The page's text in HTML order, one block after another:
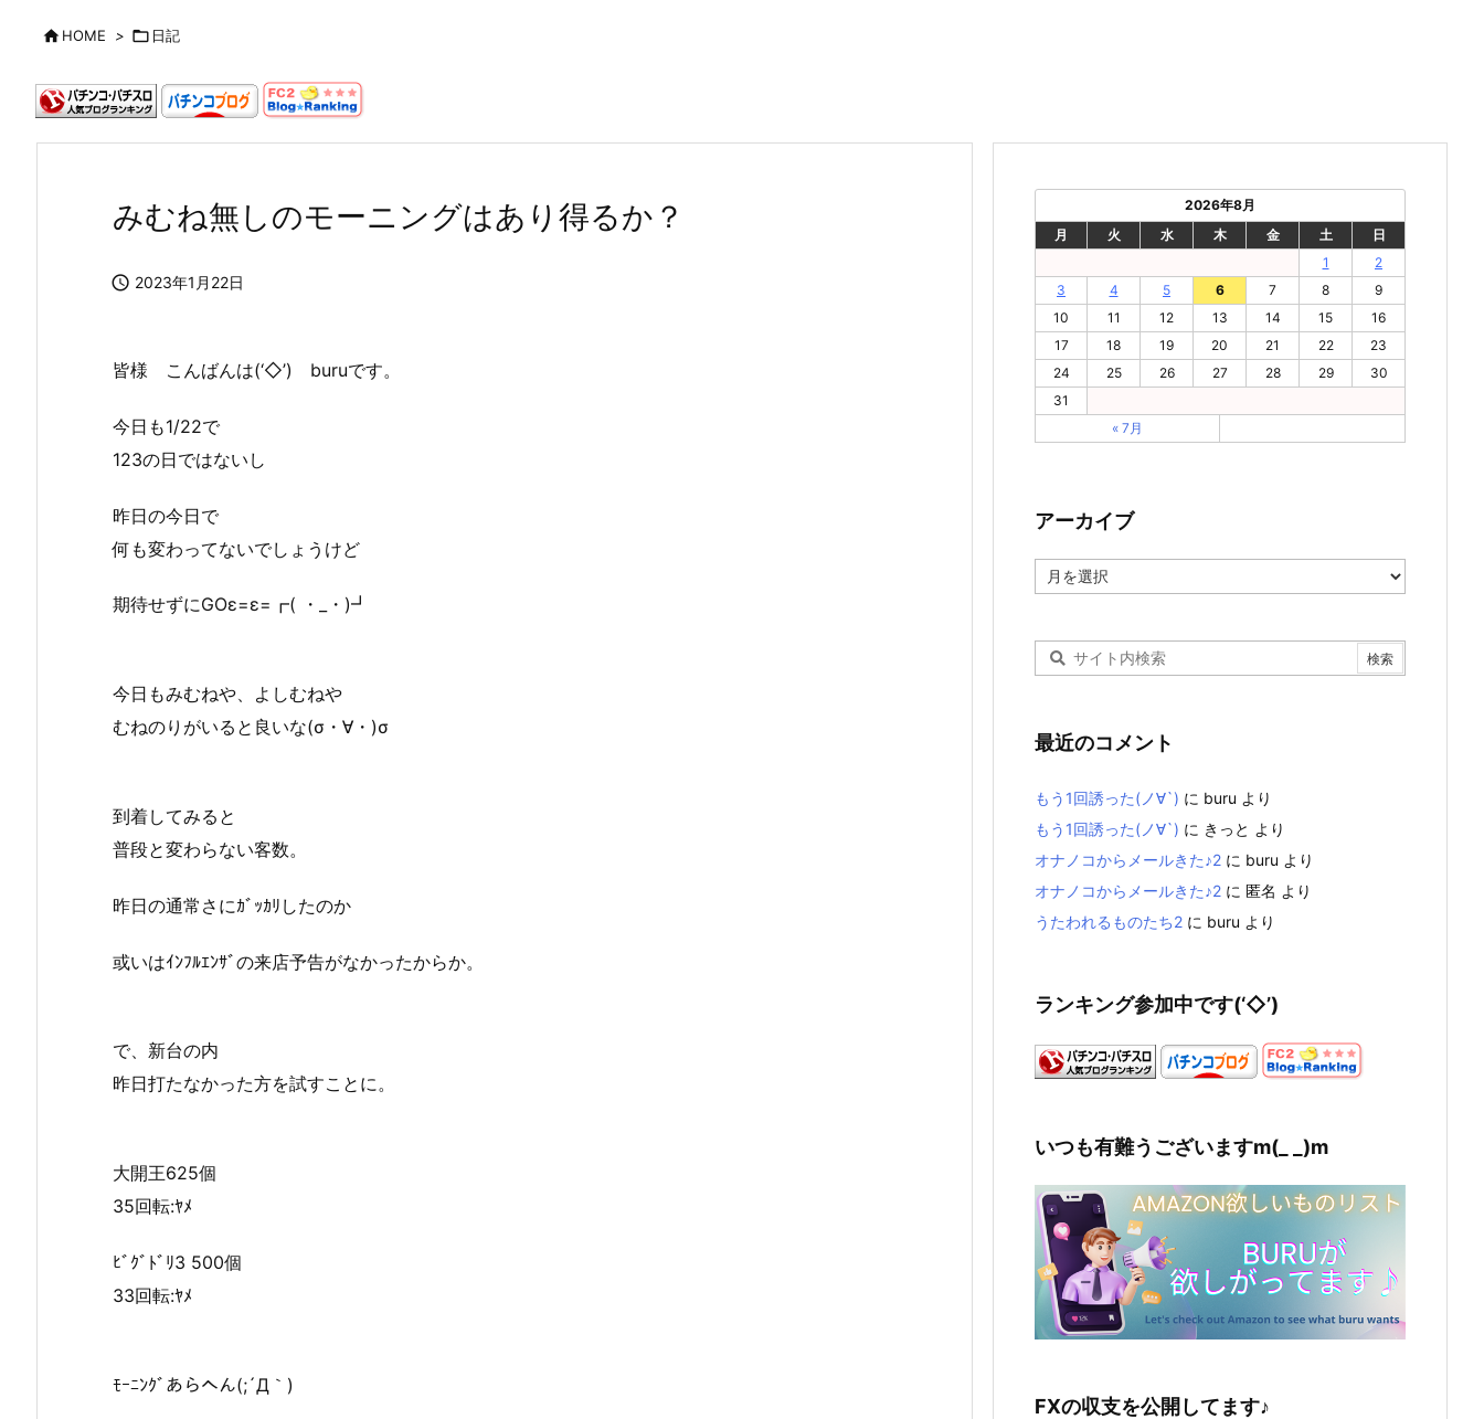
HOME >  日記
みむね無しのモーニングはあり得るか？
 2023年1月22日
皆様 こんばんは(‘◇’)ゞburuです。
今日も1/22で
123の日ではないし
昨日の今日で
何も変わってないでしょうけど
期待せずにGOε=ε=┏( ・_・)┛
今日もみむねや、よしむねや
むねのりがいると良いな(σ・∀・)σ
到着してみると
普段と変わらない客数。
昨日の通常さにｶﾞｯｶﾘしたのか
或いはｲﾝﾌﾙｴﾝｻﾞの来店予告がなかったからか。
で、新台の内
昨日打たなかった方を試すことに。
大開王625個
35回転:ﾔﾒ
ﾋﾞｸﾞﾄﾞﾘ3 500個
33回転:ﾔﾒ
ﾓｰﾆﾝｸﾞあらへん(;´Д｀)
2026年8月
月
火 水 木 金 土
日
1
2
3
4 5 6 7 8
9
10
11 12 13 14 15
16
17
18 19 20 21 22
23
24
25 26 27 28 29
30
31
« 7月
アーカイブ
ー
最近のコメント
もう1回誘った(ノ∀`) に buru より
もう1回誘った(ノ∀`) に きっと より
オナノコからメールきた♪2 に buru より
オナノコからメールきた♪2 に 匿名 より
うたわれるものたち2 に buru より
ランキング参加中です(‘◇’)ゞ
いつも有難うございますm(_ _)m
FXの収支を公開してます♪